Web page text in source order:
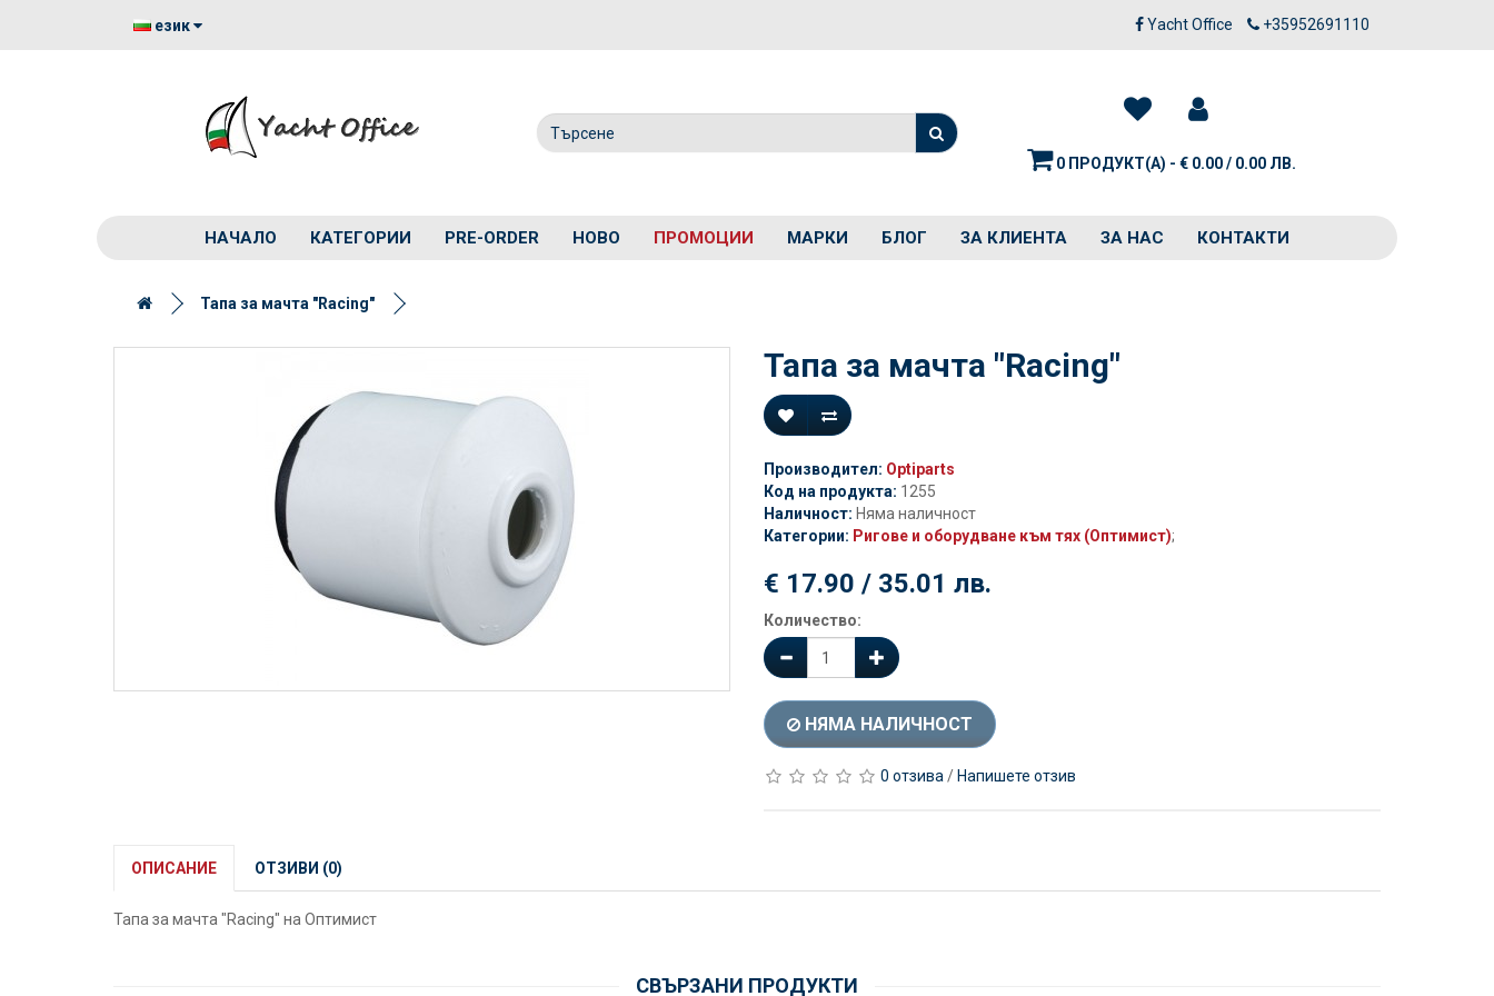
език Yacht Office +35952691110
0 ПРОДУКТ(А) - € 0.00 / 0.00 ЛВ.
НАЧАЛО КАТЕГОРИИ PRE-ORDER НОВО ПРОМОЦИИ МАРКИ БЛОГ ЗА КЛИЕНТА ЗА НАС КОНТАКТИ
Тапа за мачта "Racing"
Тапа за мачта "Racing"
Производител: Optiparts
Код на продукта: 1255
Наличност: Няма наличност
Категории: Ригове и оборудване към тях (Оптимист);
€ 17.90 / 35.01 лв.
Количество:
НЯМА НАЛИЧНОСТ
0 отзива / Напишете отзив
ОПИСАНИЕ ОТЗИВИ (0)
Тапа за мачта "Racing" на Оптимист
СВЪРЗАНИ ПРОДУКТИ